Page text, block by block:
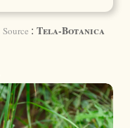
Source : Tela-Botanica